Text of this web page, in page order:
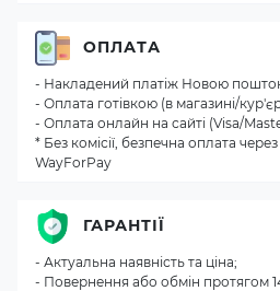
ОПЛАТА
- Накладений платіж Новою
- Оплата готівкою (в магазині/
- Оплата онлайн на сайті (Visa/
* Без комісії, безпечна оплата
WayForPay
ГАРАНТІЇ
- Актуальна наявність та ціна;
- Повернення або обмін протягом